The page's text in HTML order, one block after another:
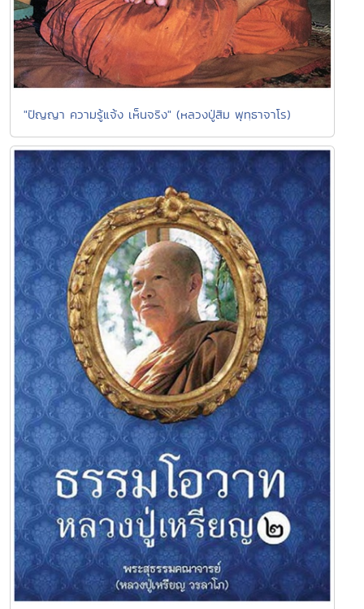
"ปัญญา ความรู้แจ้ง เห็นจริง" (หลวงปู่สิม พุทฺธาจาโร)